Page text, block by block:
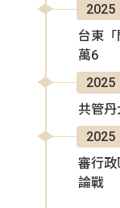
2025
台東
萬6
2025
共管丹
2025
審行政
論戰